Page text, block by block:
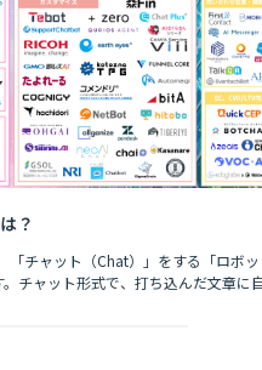
？
「チャット（Chat）」をする「ロボ
。チャット形式で、打ち込んだ文章に